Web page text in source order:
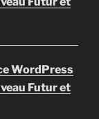
WordPress
Futur et